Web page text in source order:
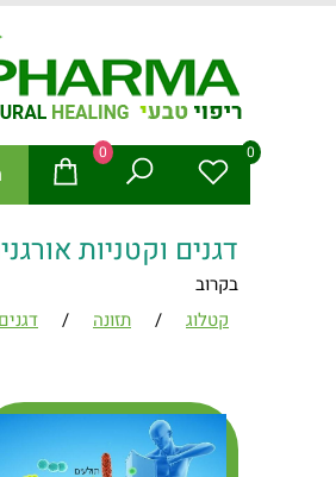
0
0
דגנים וקטניות
בקרוב
קטלוג
/ תזונה /